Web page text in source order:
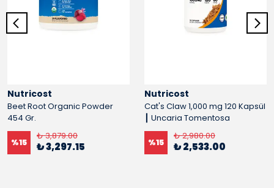
Nutricost
Beet Root Organic Powder
454 Gr.
%15
₺ 3,879.00
₺ 3,297.15
Nutricost
Cat's Claw 1,000 mg 120 Kapsül
┃ Uncaria Tomentosa
%15
₺ 2,980.00
₺ 2,533.00